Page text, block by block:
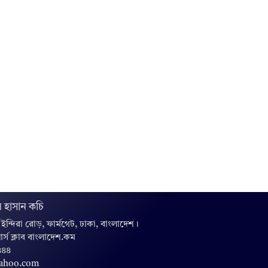
কচি
রোড়, ফার্মগেট, ঢাকা, বাংলাদেশ।
ক্লাব বাংলাদেশ.কম